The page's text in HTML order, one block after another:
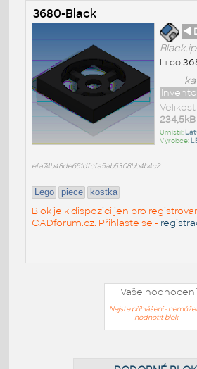
3680-Black
◄
Lego
Velikost
234,5kB
Umístil:
Výrobce:
efa74b48de651dfcfa5ab5308bb4b4c2
Lego piece kostka
Blok je k dispozici jen pro
CADforum.cz. Přihlaste se -
Vaše
Nejste přihlášeni -
hodnotit blok